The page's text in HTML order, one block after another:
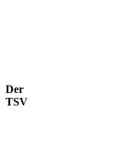
Der
TSV